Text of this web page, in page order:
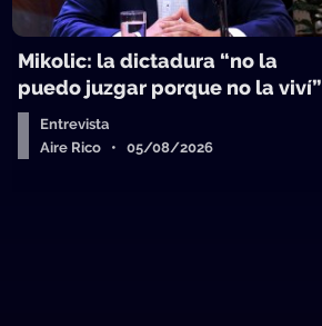
Mikolic: la dictadura “no la
puedo juzgar porque no la viví”
Entrevista
Aire Rico • 05/08/2026